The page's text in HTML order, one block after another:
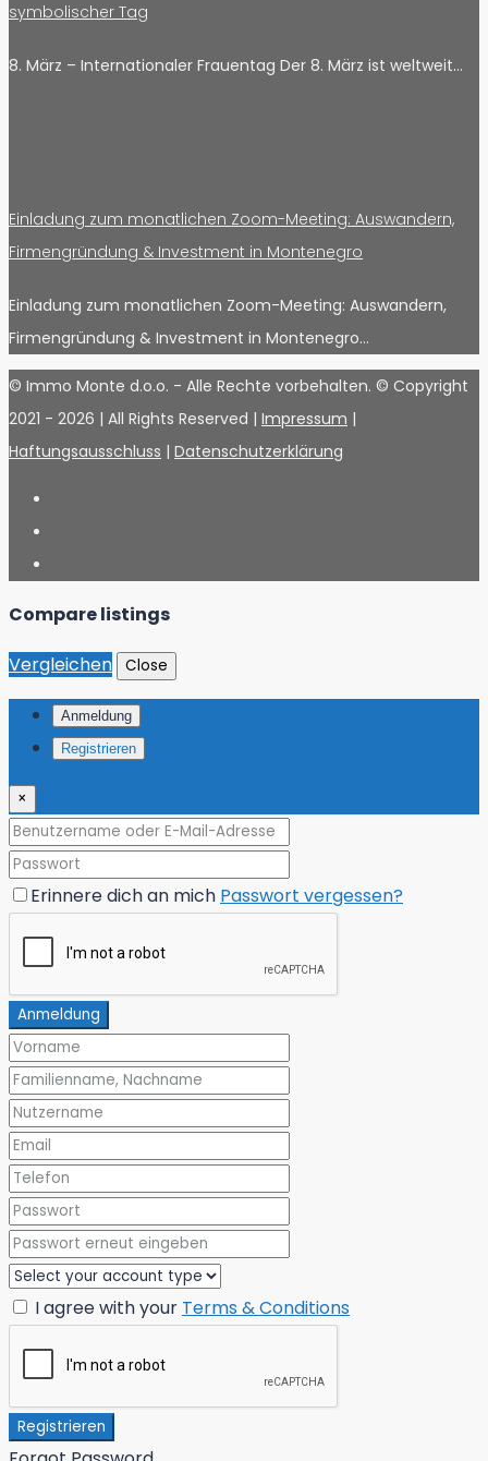
symbolischer Tag
8. März – Internationaler Frauentag Der 8. März ist weltweit…
Einladung zum monatlichen Zoom-Meeting: Auswandern,
Firmengründung & Investment in Montenegro
Einladung zum monatlichen Zoom-Meeting: Auswandern,
Firmengründung & Investment in Montenegro…
© Immo Monte d.o.o. - Alle Rechte vorbehalten. © Copyright
2021 - 2026 | All Rights Reserved | Impressum |
Haftungsausschluss | Datenschutzerklärung
Compare listings
Vergleichen
Close
Anmeldung
Registrieren
×
Erinnere dich an mich Passwort vergessen?
Anmeldung
I agree with your Terms & Conditions
Registrieren